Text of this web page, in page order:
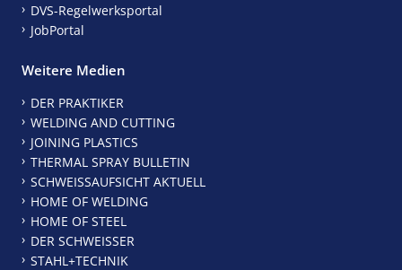
DVS-Regelwerksportal
JobPortal
Weitere Medien
DER PRAKTIKER
WELDING AND CUTTING
JOINING PLASTICS
THERMAL SPRAY BULLETIN
SCHWEISSAUFSICHT AKTUELL
HOME OF WELDING
HOME OF STEEL
DER SCHWEISSER
STAHL+TECHNIK